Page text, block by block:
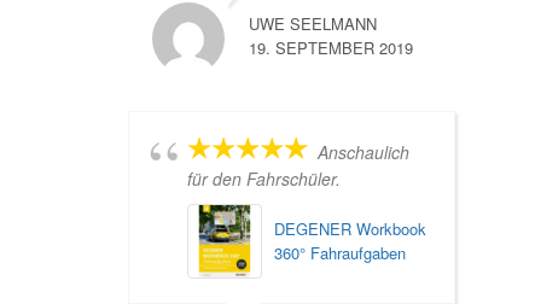
UWE SEELMANN
19. SEPTEMBER 2019
Anschaulich
für den Fahrschüler.
DEGENER Workbook
360° Fahraufgaben